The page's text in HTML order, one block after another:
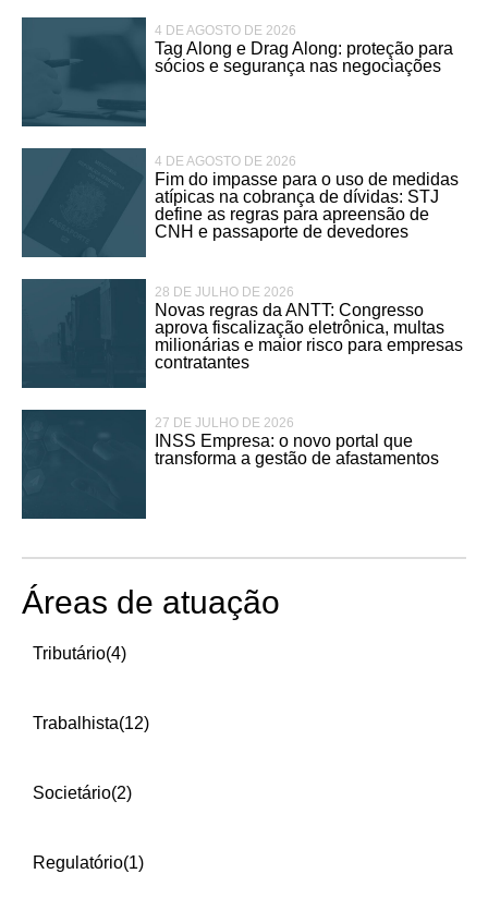
4 DE AGOSTO DE 2026
Tag Along e Drag Along: proteção para
sócios e segurança nas negociações
4 DE AGOSTO DE 2026
Fim do impasse para o uso de medidas
atípicas na cobrança de dívidas: STJ
define as regras para apreensão de
CNH e passaporte de devedores
28 DE JULHO DE 2026
Novas regras da ANTT: Congresso
aprova fiscalização eletrônica, multas
milionárias e maior risco para empresas
contratantes
27 DE JULHO DE 2026
INSS Empresa: o novo portal que
transforma a gestão de afastamentos
Áreas de atuação
Tributário(4)
Trabalhista(12)
Societário(2)
Regulatório(1)